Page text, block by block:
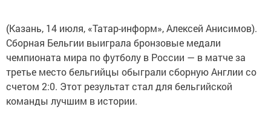
(Казань, 14 июля, «Татар-информ», Алексей Анисимов).
Сборная Бельгии выиграла бронзовые медали
чемпионата мира по футболу в России — в матче за
третье место бельгийцы обыграли сборную Англии со
счетом 2:0. Этот результат стал для бельгийской
команды лучшим в истории.